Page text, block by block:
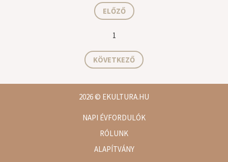
ELŐZŐ
1
KÖVETKEZŐ
2026© EKULTURA.HU
NAPI ÉVFORDULÓK
RÓLUNK
ALAPÍTVÁNY